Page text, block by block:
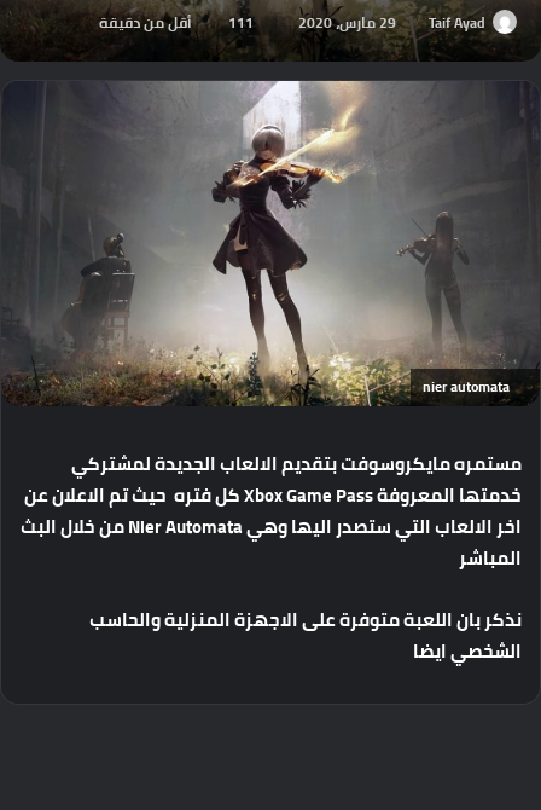
Taif Ayad 29 مارس، 2020 111 أقل من دقيقة
مستمره مايكروسوفت بتقديم الالعاب الجديدة لمشتركي
خدمتها المعروفة Xbox Game Pass كل فتره حيث تم الاعلان عن
اخر الالعاب التي ستصدر اليها وهي Nier Automata من خلال البث
المباشر
نذكر بان اللعبة متوفرة على الاجهزة المنزلية والحاسب
الشخصي ايضا